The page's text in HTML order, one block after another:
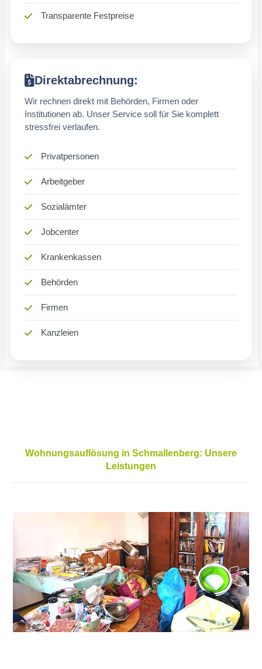
Transparente Festpreise
Direktabrechnung:
Wir rechnen direkt mit Behörden, Firmen oder
Institutionen ab. Unser Service soll für Sie komplett
stressfrei verlaufen.
Privatpersonen
Arbeitgeber
Sozialämter
Jobcenter
Krankenkassen
Behörden
Firmen
Kanzleien
Wohnungsauflösung in Schmallenberg: Unsere
Leistungen